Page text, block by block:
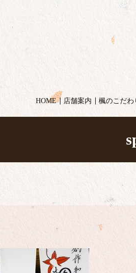
HOME
店舗案内 楓のこだわ